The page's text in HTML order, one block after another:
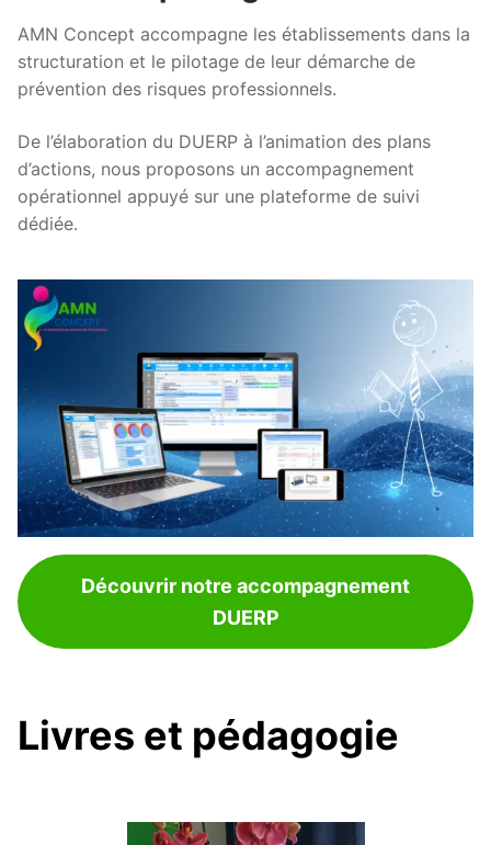
AMN Concept accompagne les établissements dans la
structuration et le pilotage de leur démarche de
prévention des risques professionnels.
De l’élaboration du DUERP à l’animation des plans
d’actions, nous proposons un accompagnement
opérationnel appuyé sur une plateforme de suivi
dédiée.
Découvrir notre accompagnement
DUERP
Livres et pédagogie